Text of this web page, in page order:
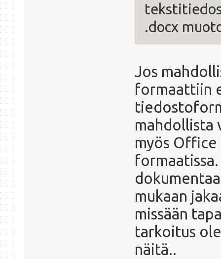
.docx
Jos
formaattiin
mahdollista
myös
mukaan
missään
tarkoitus
näitä..